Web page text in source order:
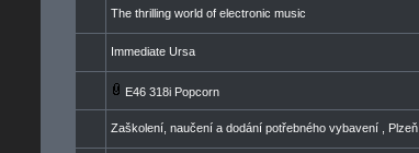
The thrilling world of electronic music
Immediate Ursa
E46 318i Popcorn
Zaškolení, naučení a dodání potřebného vybavení , Plzeň